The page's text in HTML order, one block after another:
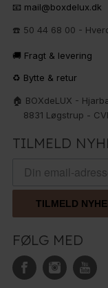
📧 mail@boxdelux.dk
☎️ 50 44 68 00 -
🚚 Fragt & levering
♻️ Bytte & retur
🏠 BOXdeLUX -
8831 Løgstrup -
TILMELD
TILMELD
FØLG MED